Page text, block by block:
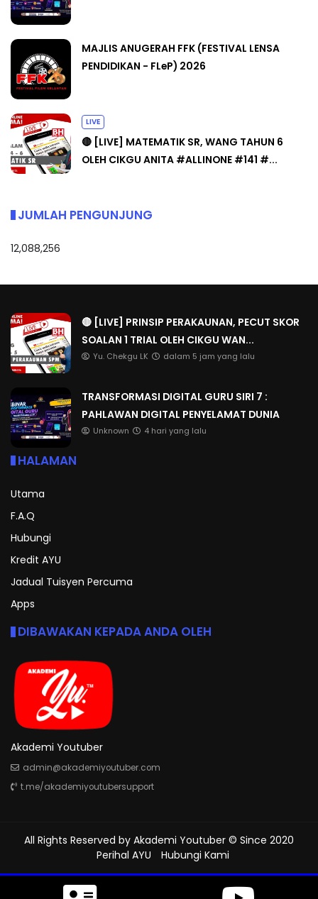
MAJLIS ANUGERAH FFK (FESTIVAL LENSA
PENDIDIKAN - FLeP) 2026
LIVE
🔴 [LIVE] MATEMATIK SR, WANG TAHUN 6
OLEH CIKGU ANITA #ALLINONE #141 #...
JUMLAH PENGUNJUNG
12,088,256
🔴 [LIVE] PRINSIP PERAKAUNAN, PECUT SKOR
SOALAN 1 TRIAL OLEH CIKGU WAN...
Yu. Chekgu LK dalam 5 jam yang lalu
TRANSFORMASI DIGITAL GURU SIRI 7 :
PAHLAWAN DIGITAL PENYELAMAT DUNIA
Unknown 4 hari yang lalu
HALAMAN
Utama
F.A.Q
Hubungi
Kredit AYU
Jadual Tuisyen Percuma
Apps
DIBAWAKAN KEPADA ANDA OLEH
Akademi Youtuber
admin@akademiyoutuber.com
t.me/akademiyoutubersupport
All Rights Reserved by Akademi Youtuber © Since 2020
Perihal AYU
Hubungi Kami